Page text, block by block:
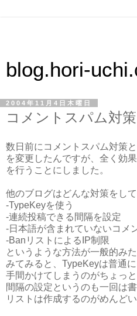
blog.hori-
2004年11月4日木曜日
コメントスパム対
数日前にコメントスパム対策
を変更したんですが、全く効
を行うことにしました。
他のブログはどんな対策をし
-TypeKeyを使う
-連続投稿できる間隔を設定
-日本語が含まれていないコメ
-BanリストによるIP制限
というような方法が一般的み
みてみると、TypeKeyは普通
手間かけてしまうのがちょっ
間隔の設定というのも一回は
リストは作成するのがめんど